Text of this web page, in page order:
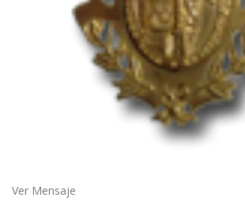
Ver Mensaje